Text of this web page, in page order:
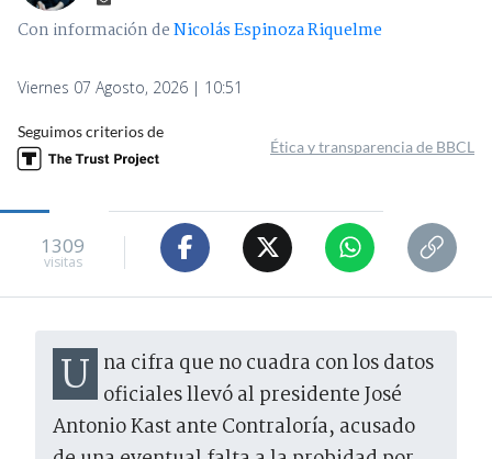
Con información deNicolás Espinoza Riquelme
Viernes 07 Agosto, 2026 | 10:51
Seguimos criterios de
Ética y transparencia de BBCL
1309
visitas
Una cifra que no cuadra con los datos oficiales llevó al presidente José
Antonio Kast ante Contraloría, acusado